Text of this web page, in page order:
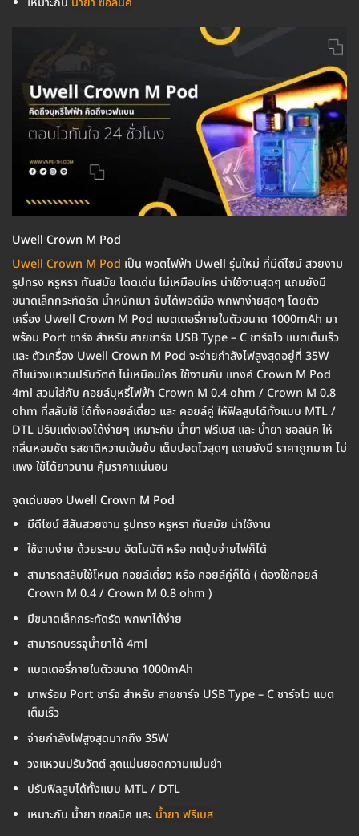
Uwell Crown M Pod
Uwell Crown M Pod เป็น พอตไฟฟ้า Uwell รุ่นใหม่ ที่มีดีไซน์ สวยงาม
รูปทรง หรูหรา ทันสมัย โดดเด่น ไม่เหมือนใคร น่าใช้งานสุดๆ แถมยังมี
ขนาดเล็กกระทัดรัด น้ำหนักเบา จับได้พอดีมือ พกพาง่ายสุดๆ โดยตัว
เครื่อง Uwell Crown M Pod แบตเตอรี่ภายในตัวขนาด 1000mAh มา
พร้อม Port ชาร์จ สำหรับ สายชาร์จ USB Type – C ชาร์จไว แบตเต็มเร็ว
และ ตัวเครื่อง Uwell Crown M Pod จะจ่ายกำลังไฟสูงสุดอยู่ที่ 35W
ดีไซน์วงแหวนปรับวัตต์ ไม่เหมือนใคร ใช้งานกับ แทงค์ Crown M Pod
4ml สวมใส่กับ คอยล์บุหรี่ไฟฟ้า Crown M 0.4 ohm / Crown M 0.8
ohm ที่สลับใช้ ได้ทั้งคอยล์เดี่ยว และ คอยล์คู่ ให้ฟิลสูบได้ทั้งแบบ MTL /
DTL ปรับแต่งเองได้ง่ายๆ เหมาะกับ น้ำยา ฟรีเบส และ น้ำยา ซอลนิค ให้
กลิ่นหอมชัด รสชาติหวานเข้มข้น เต็มปอดไวสุดๆ แถมยังมี ราคาถูกมาก ไม่
แพง ใช้ได้ยาวนาน คุ้มราคาแน่นอน
จุดเด่นของ Uwell Crown M Pod
มีดีไซน์ สีสันสวยงาม รูปทรง หรูหรา ทันสมัย น่าใช้งาน
ใช้งานง่าย ด้วยระบบ อัตโนมัติ หรือ กดปุ่มจ่ายไฟก็ได้
สามารถสลับใช้โหมด คอยล์เดี่ยว หรือ คอยล์คู่ก็ได้ ( ต้องใช้คอยล์
Crown M 0.4 / Crown M 0.8 ohm )
มีขนาดเล็กกระทัดรัด พกพาได้ง่าย
สามารถบรรจุน้ำยาได้ 4ml
แบตเตอรี่ภายในตัวขนาด 1000mAh
มาพร้อม Port ชาร์จ สำหรับ สายชาร์จ USB Type – C ชาร์จไว แบต
เต็มเร็ว
จ่ายกำลังไฟสูงสุดมากถึง 35W
วงแหวนปรับวัตต์ สุดแม่นยอดความแม่นยำ
ปรับฟิลสูบได้ทั้งแบบ MTL / DTL
เหมาะกับ น้ำยา ซอลนิค และ น้ำยา ฟรีเบส